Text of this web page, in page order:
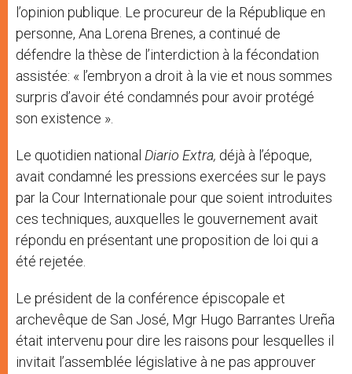
l’opinion publique. Le procureur de la République en
personne, Ana Lorena Brenes, a continué de
défendre la thèse de l’interdiction à la fécondation
assistée: « l’embryon a droit à la vie et nous sommes
surpris d’avoir été condamnés pour avoir protégé
son existence ».
Le quotidien national Diario Extra, déjà à l’époque,
avait condamné les pressions exercées sur le pays
par la Cour Internationale pour que soient introduites
ces techniques, auxquelles le gouvernement avait
répondu en présentant une proposition de loi qui a
été rejetée.
Le président de la conférence épiscopale et
archevêque de San José, Mgr Hugo Barrantes Ureña
était intervenu pour dire les raisons pour lesquelles il
invitait l’assemblée législative à ne pas approuver